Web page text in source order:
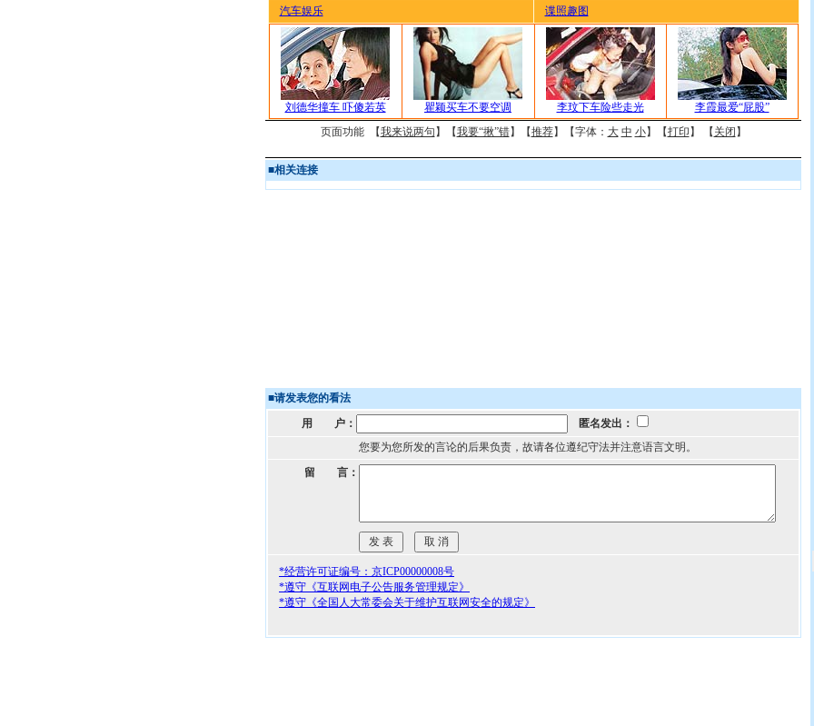
汽车娱乐
谍照趣图
刘德华撞车 吓傻若英 瞿颖买车不要空调 李玟下车险些走光
李霞最爱“屁股”
页面功能 【我来说两句 】【我要“揪”错】【推荐】【字体： 大 中 小】【打印 】 【 关闭 】
■相关连接
■请发表您的看法
用 户：
匿名发出：
您要为您所发的言论的后果负责，故请各位遵纪守法并注意语言文明。
留 言：
*经营许可证编号：京ICP00000008号
*遵守《互联网电子公告服务管理规定》
*遵守《全国人大常委会关于维护互联网安全的规定》